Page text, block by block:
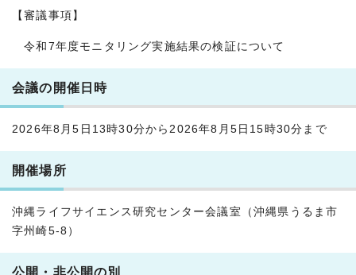
【審議事項】
令和7年度モニタリング実施結果の検証について
会議の開催日時
2026年8月5日13時30分から2026年8月5日15時30分まで
開催場所
沖縄ライフサイエンス研究センター会議室（沖縄県うるま市
字州崎5-8）
公開・非公開の別